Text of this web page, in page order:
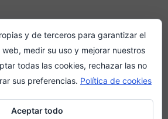
y de terceros para garantizar el
medir su uso y mejorar nuestros
todas las cookies, rechazar las no
sus preferencias. Política de cookies
Aceptar todo